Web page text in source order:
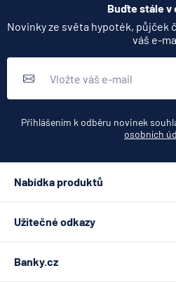
Buďte stále v
Novinky ze světa hypoték, půjček
váš e-
Přihlášením k odběru novinek
osobních
Nabídka produktů
Užitečné odkazy
Banky.cz